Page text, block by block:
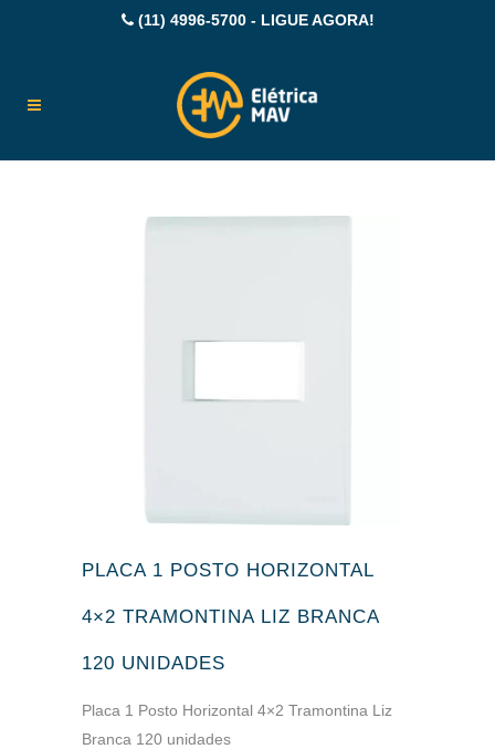
(11) 4996-5700 - LIGUE AGORA!
PLACA 1 POSTO HORIZONTAL
4×2 TRAMONTINA LIZ BRANCA
120 UNIDADES
Placa 1 Posto Horizontal 4×2 Tramontina Liz
Branca 120 unidades